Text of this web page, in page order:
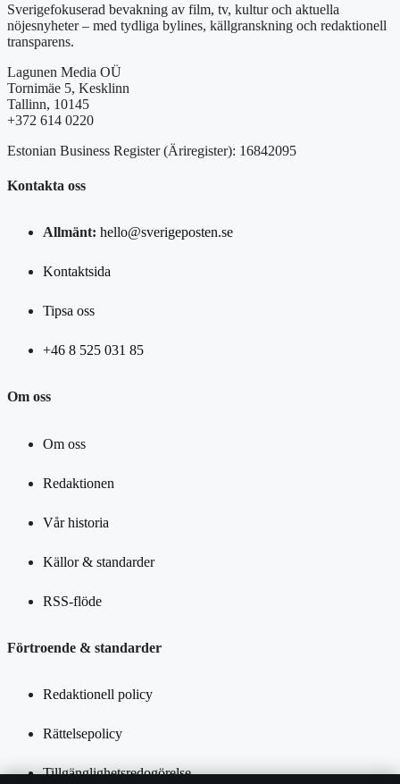
Sverigefokuserad bevakning av film, tv, kultur och aktuella
nöjesnyheter – med tydliga bylines, källgranskning och redaktionell
transparens.
Lagunen Media OÜ
Tornimäe 5, Kesklinn
Tallinn, 10145
+372 614 0220
Estonian Business Register (Äriregister): 16842095
Kontakta oss
Allmänt: hello@sverigeposten.se
Kontaktsida
Tipsa oss
+46 8 525 031 85
Om oss
Om oss
Redaktionen
Vår historia
Källor & standarder
RSS-flöde
Förtroende & standarder
Redaktionell policy
Rättelsepolicy
Tillgänglighetsredogörelse